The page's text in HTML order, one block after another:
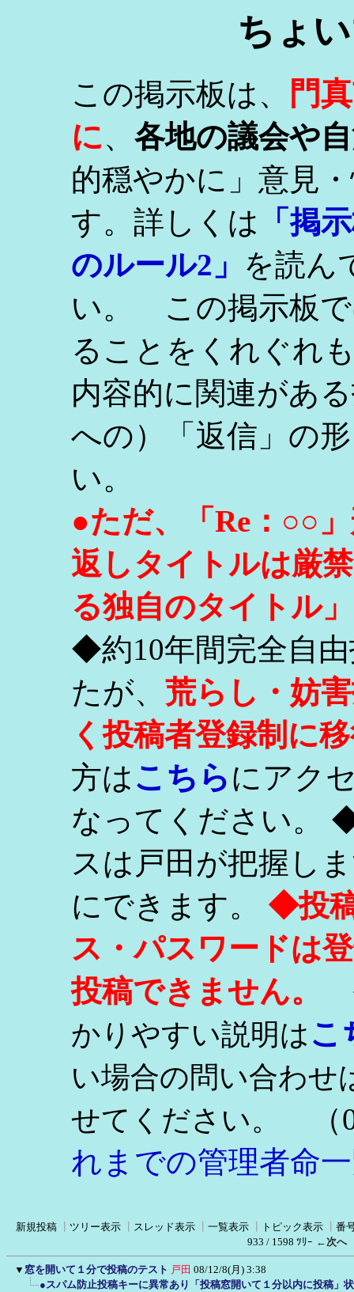
ちょ
この掲示板は、
門
に、 各地の議会や
的穏やかに」意見
す。詳しくは
「掲
のルール2」 を読ん
い。 この掲示板で
ることをくれぐれ
内容的に関連があ
への）「返信」の
い。
●ただ、「Re：○○
返しタイトルは厳
る独自のタイトル
◆約10年間完全自
たが、 荒らし・妨
く投稿者登録制に
方はこちらにアク
なってください。
スは戸田が把握し
にできます。 ◆投
ス・パスワードは
投稿できません。
かりやすい説明はこ
い場合の問い合わせ
せてください。
（
れまでの管理者命
新規投稿 ツリー表示 スレッド表示 一覧表示 トピック表示
番
933 / 1598 ﾂﾘｰ ←次へ
▼ 窓を開いて１分で投稿のテスト 戸田 08/12/8(月) 3:38
●スパム防止投稿キーに異常あり「投稿窓開いて１分以内に投稿」